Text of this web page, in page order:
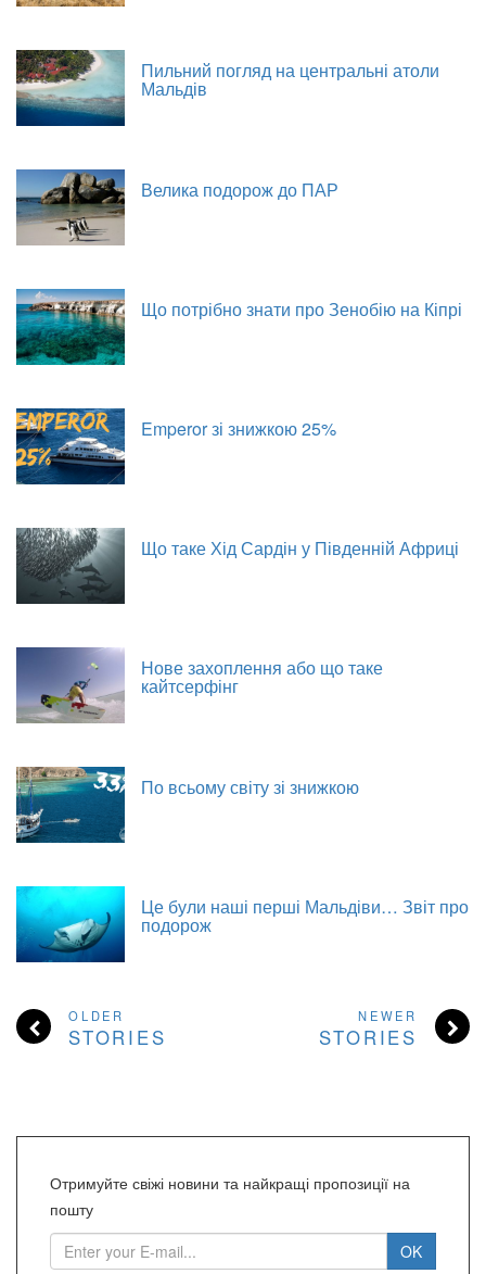
Пильний погляд на центральні атоли
Мальдів
Велика подорож до ПАР
Що потрібно знати про Зенобію на Кіпрі
Emperor зі знижкою 25%
Що таке Хід Сардін у Південній Африці
Нове захоплення або що таке
кайтсерфінг
По всьому світу зі знижкою
Це були наші перші Мальдіви… Звіт про
подорож
OLDER
STORIES
NEWER
STORIES
Отримуйте свіжі новини та найкращі пропозиції на
пошту